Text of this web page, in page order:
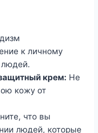
к личному
людей.
крем: Не
кожу от
что вы
людей, которые